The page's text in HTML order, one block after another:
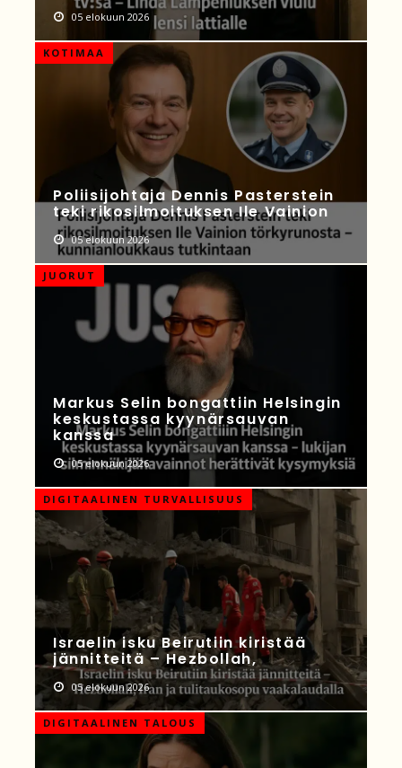
05 elokuun 2026
KOTIMAA
Poliisijohtaja Dennis Pasterstein
teki rikosilmoituksen Ile Vainion
05 elokuun 2026
JUORUT
Markus Selin bongattiin Helsingin
keskustassa kyynärsauvan
kanssa
05 elokuun 2026
DIGITAALINEN TURVALLISUUS
Israelin isku Beirutiin kiristää
jännitteitä – Hezbollah,
05 elokuun 2026
DIGITAALINEN TALOUS